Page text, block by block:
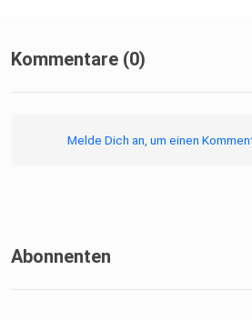
Kommentare (0)
Melde Dich an, um einen
Abonnenten